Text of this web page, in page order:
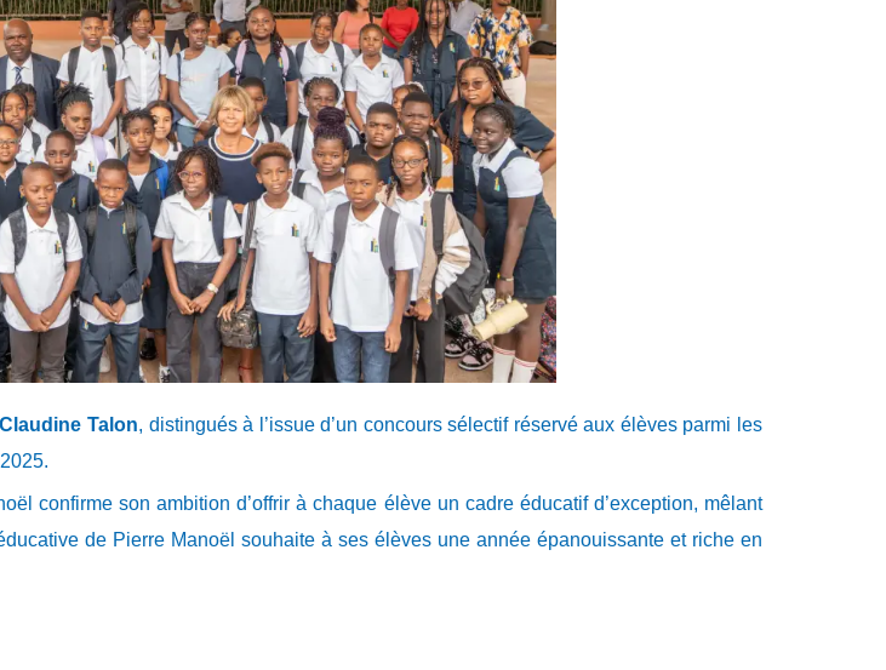
Talon, distingués à l’issue d’un concours sélectif réservé aux élèves parmi les
confirme son ambition d’offrir à chaque élève un cadre éducatif d’exception, mêlant
de Pierre Manoël souhaite à ses élèves une année épanouissante et riche en